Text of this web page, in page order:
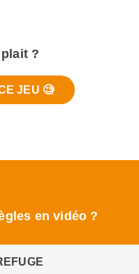
?
JEU 🧐
en vidéo ?